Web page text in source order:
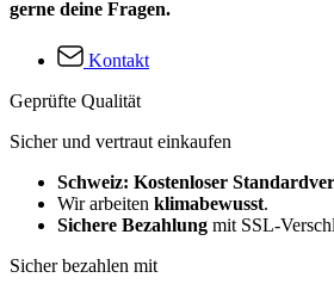
gerne deine Fragen.
Kontakt
Geprüfte Qualität
Sicher und vertraut einkaufen
Schweiz: Kostenloser
Wir arbeiten klimabewusst.
Sichere Bezahlung mit SSL-
Sicher bezahlen mit